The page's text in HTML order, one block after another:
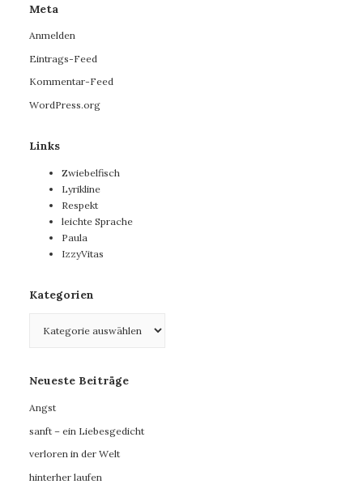
Meta
Anmelden
Eintrags-Feed
Kommentar-Feed
WordPress.org
Links
Zwiebelfisch
Lyrikline
Respekt
leichte Sprache
Paula
IzzyVitas
Kategorien
Neueste Beiträge
Angst
sanft – ein Liebesgedicht
verloren in der Welt
hinterher laufen